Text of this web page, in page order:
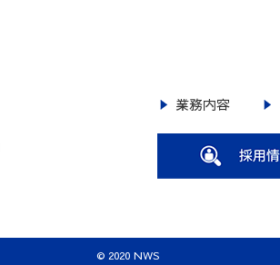
業務内容
© 2020 NWS